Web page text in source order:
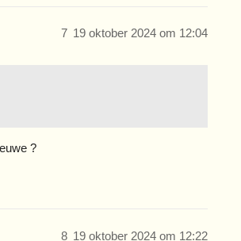
19 oktober 2024 om 12:04
7
?
19 oktober 2024 om 12:22
8